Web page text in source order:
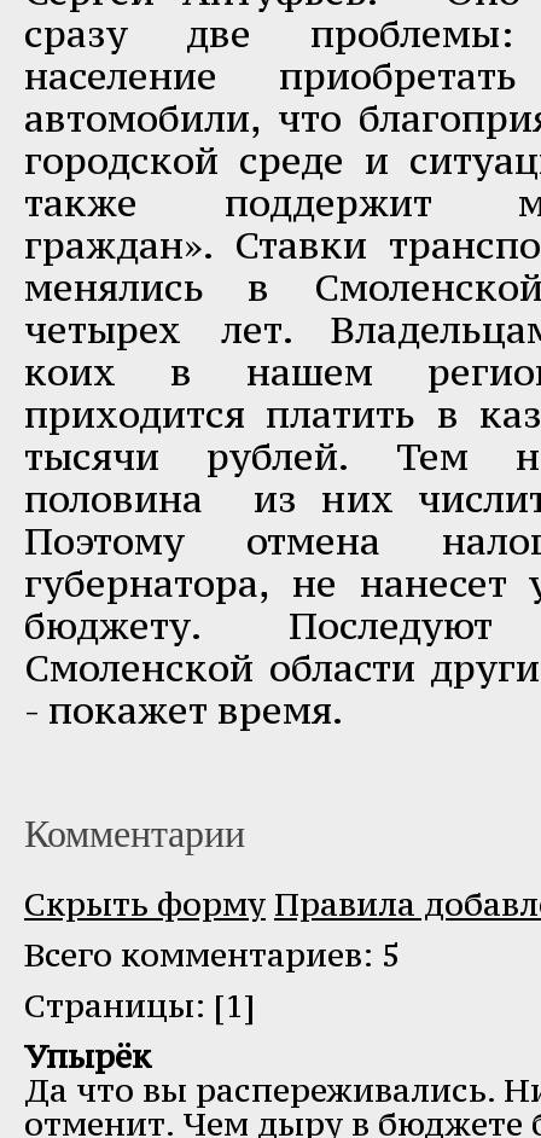
сразу две проблемы:
население
автомобили, что
городской среде и
также поддержит
граждан». Ставки
менялись в
четырех лет.
коих в нашем
приходится платить в
тысячи рублей. Тем
половина из них
Поэтому отмена
губернатора, не нанесет
бюджету.
Смоленской области
- покажет время.
Комментарии
Скрыть форму Правила
Всего комментариев: 5
Cтраницы: [1]
Упырёк
Да что вы распереживались.
отменит. Чем дыру в бюджете